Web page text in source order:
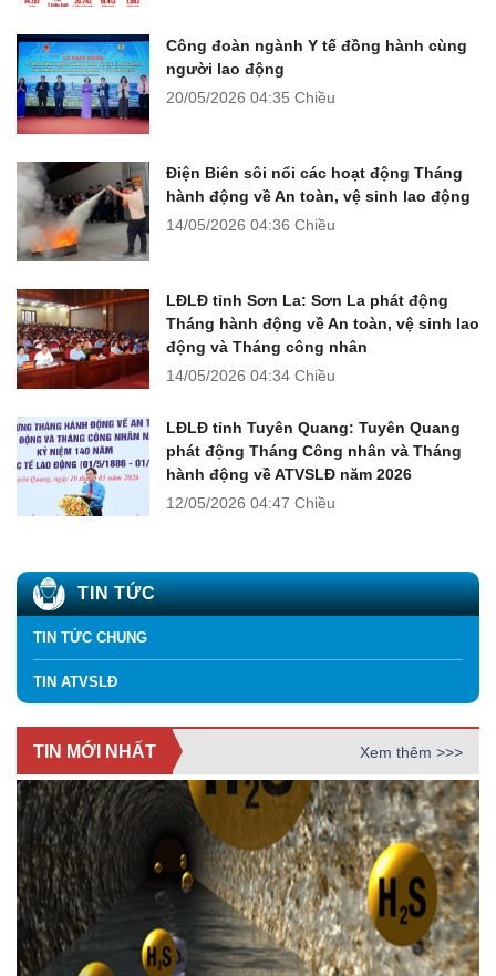
Công đoàn ngành Y tế đồng hành cùng
người lao động
20/05/2026 04:35 Chiều
Điện Biên sôi nổi các hoạt động Tháng
hành động về An toàn, vệ sinh lao động
14/05/2026 04:36 Chiều
LĐLĐ tỉnh Sơn La: Sơn La phát động
Tháng hành động về An toàn, vệ sinh lao
động và Tháng công nhân
14/05/2026 04:34 Chiều
LĐLĐ tỉnh Tuyên Quang: Tuyên Quang
phát động Tháng Công nhân và Tháng
hành động về ATVSLĐ năm 2026
12/05/2026 04:47 Chiều
TIN TỨC
TIN TỨC CHUNG
TIN ATVSLĐ
TIN MỚI NHẤT Xem thêm >>>